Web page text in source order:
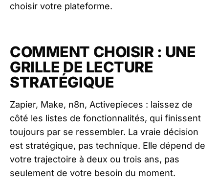
choisir votre plateforme.
COMMENT CHOISIR : UNE
GRILLE DE LECTURE
STRATÉGIQUE
Zapier, Make, n8n, Activepieces : laissez de
côté les listes de fonctionnalités, qui finissent
toujours par se ressembler. La vraie décision
est stratégique, pas technique. Elle dépend de
votre trajectoire à deux ou trois ans, pas
seulement de votre besoin du moment.